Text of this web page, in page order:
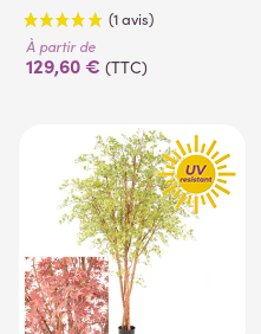
(1 avis)
À partir de
129,60 € (TTC)